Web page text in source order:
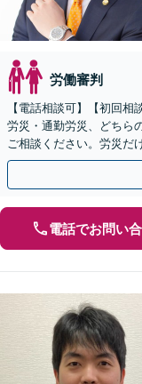
労働審判
【電話相談可】【初回
労災・通勤労災、どちら
ご相談ください。労災だ
す【夜間・休日面談可】
電話でお問い